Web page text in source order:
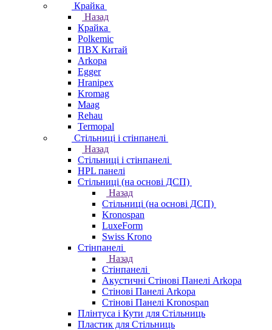
Крайка
Назад
Крайка
Polkemic
ПВХ Китай
Arkopa
Egger
Hranipex
Kromag
Maag
Rehau
Termopal
Стільниці і стінпанелі
Назад
Стільниці і стінпанелі
HPL панелі
Стільниці (на основі ДСП)
Назад
Стільниці (на основі ДСП)
Kronospan
LuxeForm
Swiss Krono
Стінпанелі
Назад
Стінпанелі
Акустичні Стінові Панелі Аrkopa
Стінові Панелі Arkopa
Стінові Панелі Kronospan
Плінтуса і Кути для Стільниць
Пластик для Стільниць